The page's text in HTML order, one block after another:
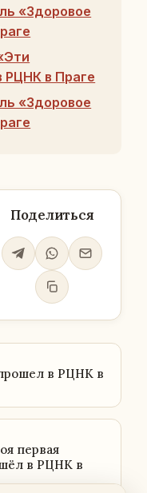
«Здоровое
РЦНК в Праге
«Здоровое
Поделиться
в РЦНК в
первая
в РЦНК в